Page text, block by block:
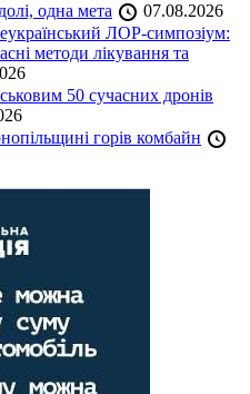
одна мета
07.08.2026
ЛОР-симпозіум:
методи лікування та
50 сучасних дронів
горів комбайн